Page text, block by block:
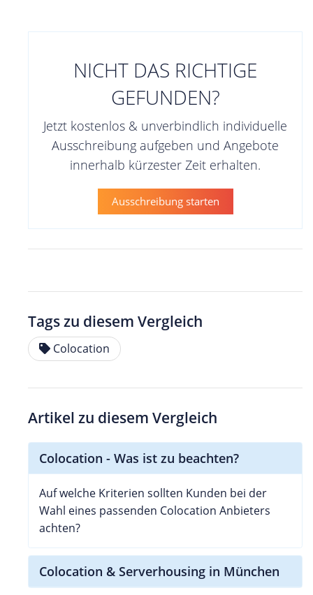
NICHT DAS RICHTIGE
GEFUNDEN?
Jetzt kostenlos & unverbindlich individuelle
Ausschreibung aufgeben und Angebote
innerhalb kürzester Zeit erhalten.
Ausschreibung starten
Tags zu diesem Vergleich
Colocation
Artikel zu diesem Vergleich
Colocation - Was ist zu beachten?
Auf welche Kriterien sollten Kunden bei der
Wahl eines passenden Colocation Anbieters
achten?
Colocation & Serverhousing in München